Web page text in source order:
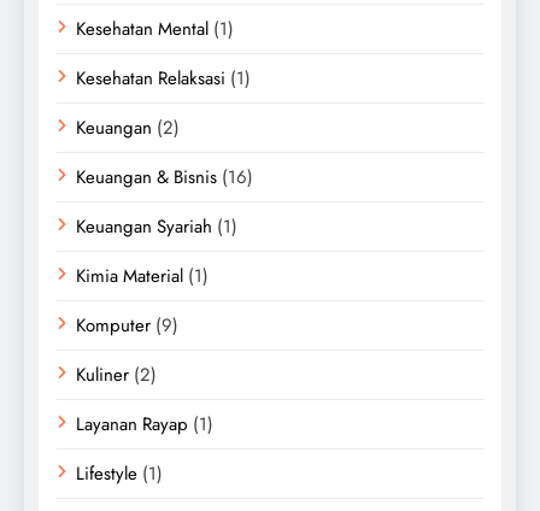
Kesehatan Mental (1)
Kesehatan Relaksasi (1)
Keuangan (2)
Keuangan & Bisnis (16)
Keuangan Syariah (1)
Kimia Material (1)
Komputer (9)
Kuliner (2)
Layanan Rayap (1)
Lifestyle (1)